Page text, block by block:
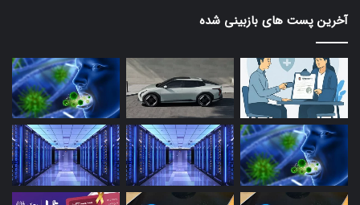
آخرین پست های بازبینی شده